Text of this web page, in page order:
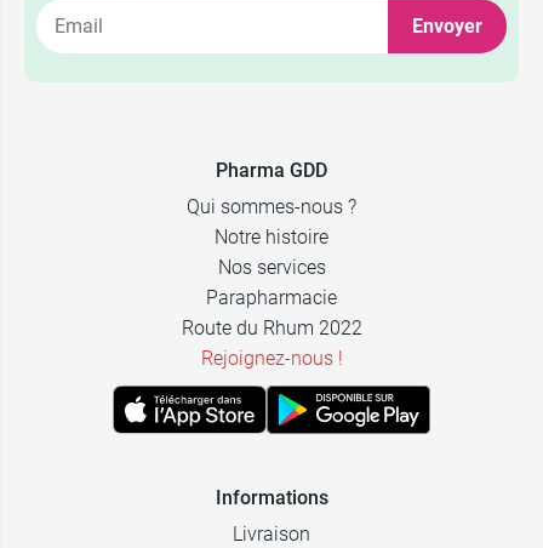
180 gélules +
60 gélules
Envoyer
Pharma GDD
Qui sommes-nous ?
Notre histoire
Nos services
Parapharmacie
Route du Rhum 2022
Rejoignez-nous !
Informations
Livraison